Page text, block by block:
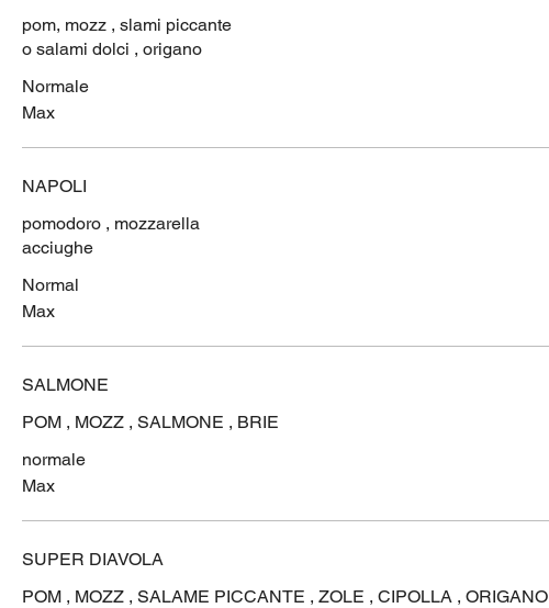
pom, mozz , slami piccante
o salami dolci , origano
Normale
Max
NAPOLI
pomodoro , mozzarella
acciughe
Normal
Max
SALMONE
POM , MOZZ , SALMONE , BRIE
normale
Max
SUPER DIAVOLA
POM , MOZZ , SALAME PICCANTE , ZOLE , CIPOLLA , ORIGANO